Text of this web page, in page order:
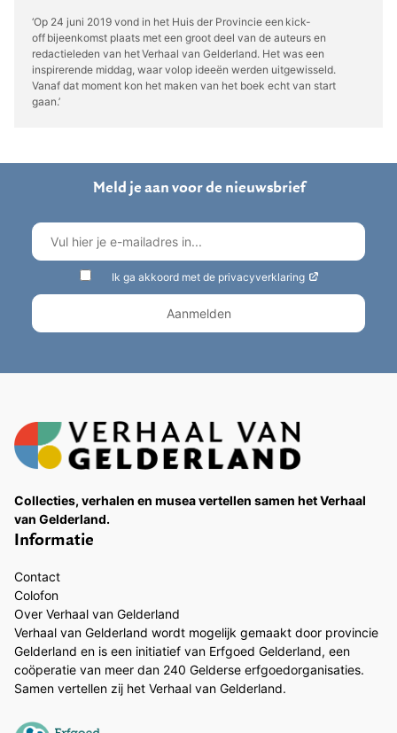
‘Op 24 juni 2019 vond in het Huis der Provincie een kick-
off bijeenkomst plaats met een groot deel van de auteurs en
redactieleden van het Verhaal van Gelderland. Het was een
inspirerende middag, waar volop ideeën werden uitgewisseld.
Vanaf dat moment kon het maken van het boek echt van start
gaan.’
Meld je aan voor de nieuwsbrief
Ik ga akkoord met de privacyverklaring
Collecties, verhalen en musea vertellen samen het Verhaal
van Gelderland.
Informatie
Contact
Colofon
Over Verhaal van Gelderland
Verhaal van Gelderland wordt mogelijk gemaakt door provincie
Gelderland en is een initiatief van Erfgoed Gelderland, een
coöperatie van meer dan 240 Gelderse erfgoedorganisaties.
Samen vertellen zij het Verhaal van Gelderland.